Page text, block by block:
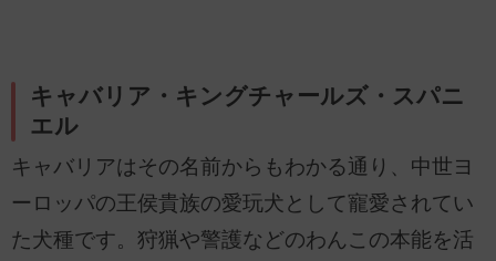
キャバリア・キングチャールズ・スパニ
エル
キャバリアはその名前からもわかる通り、中世ヨ
ーロッパの王侯貴族の愛玩犬として寵愛されてい
た犬種です。狩猟や警護などのわんこの本能を活